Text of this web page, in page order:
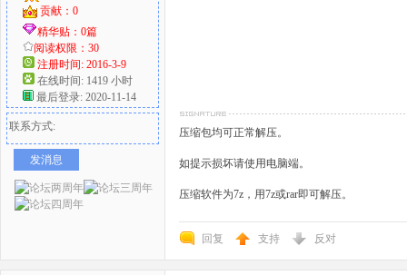
贡献：0
精华贴：0篇
阅读权限：30
注册时间: 2016-3-9
在线时间: 1419 小时
最后登录: 2020-11-14
联系方式:
发消息
压缩包均可正常解压。
如提示损坏请使用电脑端。
压缩软件为7z，用7z或rar即可解压。
回复 支持 反对